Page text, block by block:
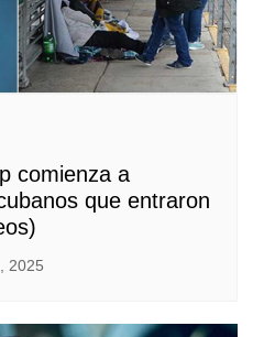
comienza a
que entraron
2025